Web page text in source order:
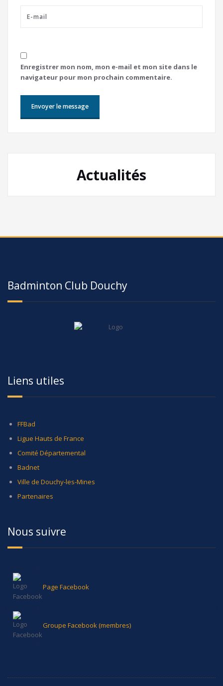
Enregistrer mon nom, mon e-mail et mon site dans le
navigateur pour mon prochain commentaire.
Actualités
Badminton Club Douchy
Liens utiles
FFBad
Ligue Hauts de France
Comité Départemental
Badnet
Ville de Douchy-les-Mines
Partenaires
Nous suivre
Page Facebook
Groupe Facebook (membres)